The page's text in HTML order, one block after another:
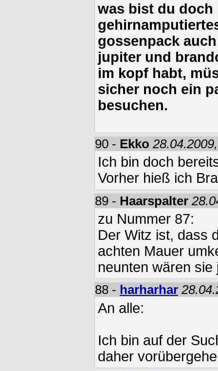
was bist du doch
gossenpack
jupiter und
im kopf habt,
sicher noch ein
besuchen.
90 - Ekko
Ich bin doch
Vorher hieß ich
89 - Haarspalter
zu Nummer 87:
Der Witz ist, dass
achten Mauer
neunten wären
88 - harharhar
An alle:
Ich bin auf der
daher